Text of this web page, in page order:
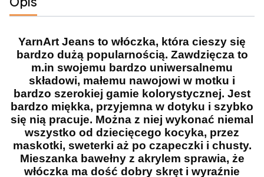
YarnArt Jeans to włóczka, która cieszy się
bardzo dużą popularnością. Zawdzięcza to
m.in swojemu bardzo uniwersalnemu
składowi, małemu nawojowi w motku i
bardzo szerokiej gamie kolorystycznej. Jest
bardzo miękka, przyjemna w dotyku i szybko
się nią pracuje. Można z niej wykonać niemal
wszystko od dziecięcego kocyka, przez
maskotki, sweterki aż po czapeczki i chusty.
Mieszanka bawełny z akrylem sprawia, że
włóczka ma dość dobry skręt i wyraźnie